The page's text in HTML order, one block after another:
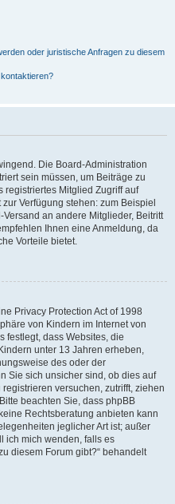
oder juristische Anfragen zu diesem
Die Board-Administration
sein müssen, um Beiträge zu
registriertes Mitglied Zugriff auf
Verfügung stehen: zum Beispiel
an andere Mitglieder, Beitritt
Ihnen eine Anmeldung, da
Vorteile bietet.
Privacy Protection Act of 1998
von Kindern im Internet von
festlegt, dass Websites, die
unter 13 Jahren erheben,
des oder der
Sie sich unsicher sind, ob dies auf
versuchen, zutrifft, ziehen
beachten Sie, dass phpBB
Rechtsberatung anbieten kann
jeglicher Art ist; außer
ich mich wenden, falls es
diesem Forum gibt?“ behandelt